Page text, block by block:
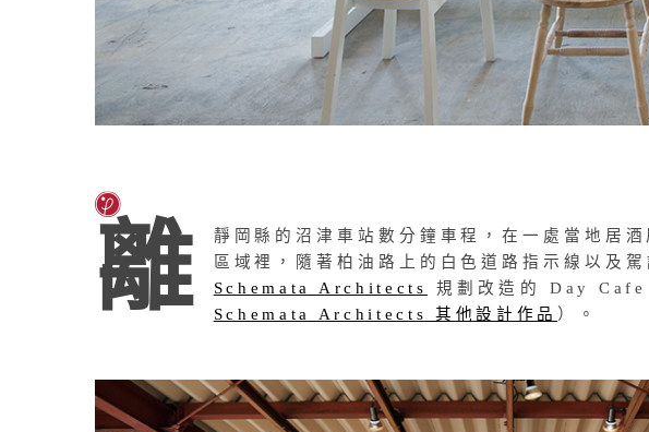
離
靜岡縣的沼津車站數分鐘車程，在一處當地居
區域裡，隨著柏油路上的白色道路指示線以及
Schemata Architects
規劃改造的 Day
Schemata Architects 其他設計作品 ）。